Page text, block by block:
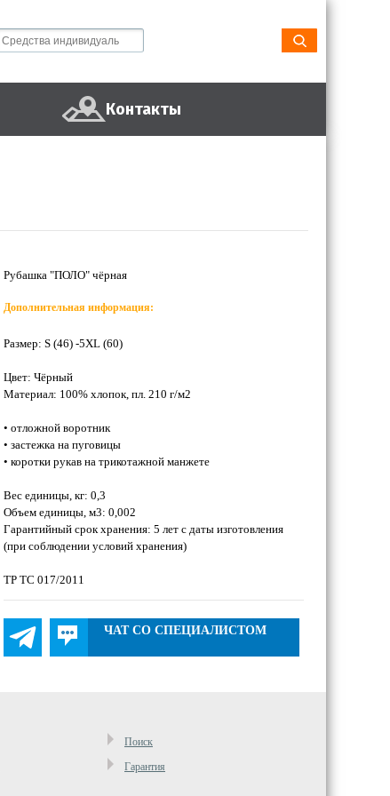
Контакты
Рубашка "ПОЛО" чёрная
Дополнительная информация:
Размер: S (46) -5XL (60)
Цвет: Чёрный
Материал: 100% хлопок, пл. 210 г/м2
• отложной воротник
• застежка на пуговицы
• коротки рукав на трикотажной манжете
Вес единицы, кг: 0,3
Объем единицы, м3: 0,002
Гарантийный срок хранения: 5 лет с даты изготовления
(при соблюдении условий хранения)
ТР ТС 017/2011
ЧАТ СО СПЕЦИАЛИСТОМ
Поиск
Гарантия